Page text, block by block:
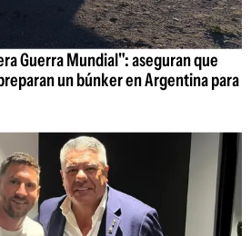
Guerra Mundial": aseguran que
un búnker en Argentina para